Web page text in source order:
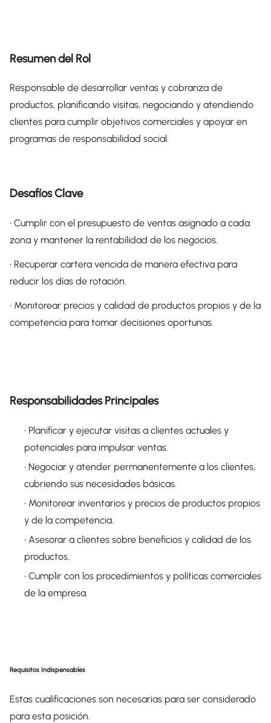
Resumen del Rol
Responsable de desarrollar ventas y cobranza de
productos, planificando visitas, negociando y atendiendo
clientes para cumplir objetivos comerciales y apoyar en
programas de responsabilidad social.
Desafíos Clave
• Cumplir con el presupuesto de ventas asignado a cada
zona y mantener la rentabilidad de los negocios.
• Recuperar cartera vencida de manera efectiva para
reducir los días de rotación.
• Monitorear precios y calidad de productos propios y de la
competencia para tomar decisiones oportunas.
Responsabilidades Principales
• Planificar y ejecutar visitas a clientes actuales y
potenciales para impulsar ventas.
• Negociar y atender permanentemente a los clientes,
cubriendo sus necesidades básicas.
• Monitorear inventarios y precios de productos propios
y de la competencia.
• Asesorar a clientes sobre beneficios y calidad de los
productos.
• Cumplir con los procedimientos y políticas comerciales
de la empresa.
Requisitos Indispensables
Estas cualificaciones son necesarias para ser considerado
para esta posición.